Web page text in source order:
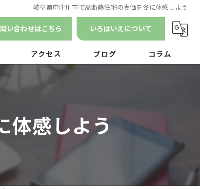
岐阜県中津川市で高断熱住宅の真価を冬に体感しよう
い合わせはこちら いろはいえについて
アクセス ブログ コラム
体感しよう